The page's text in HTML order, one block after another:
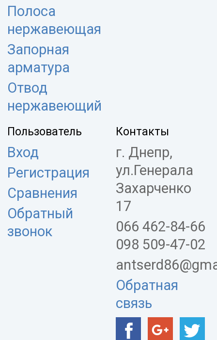
Полоса
нержавеющая
Запорная
арматура
Отвод
нержавеющий
Пользователь
Вход
Регистрация
Сравнения
Обратный
звонок
Контакты
г. Днепр,
ул.Генерала
Захарченко
17
066 462-84-66
098 509-47-02
Обратная
связь